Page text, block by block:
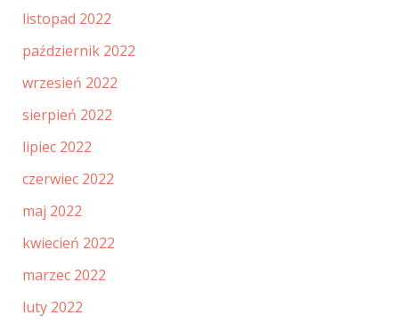
listopad 2022
październik 2022
wrzesień 2022
sierpień 2022
lipiec 2022
czerwiec 2022
maj 2022
kwiecień 2022
marzec 2022
luty 2022